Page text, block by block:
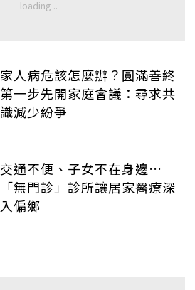
家人病危該怎麼辦？圓滿善終
第一步先開家庭會議：尋求共
識減少紛爭
交通不便、子女不在身邊…
「無門診」診所讓居家醫療深
入偏鄉